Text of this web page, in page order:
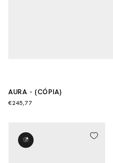
AURA - (CÓPIA)
€245,77